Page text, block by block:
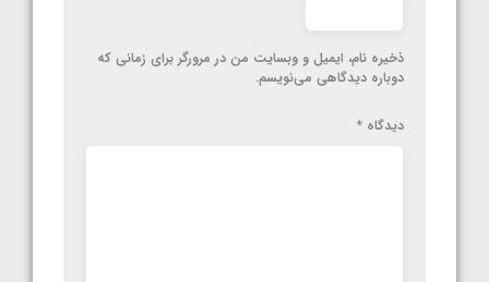
ذخیره نام، ایمیل و وبسایت من در مرورگر برای زمانی که
دوباره دیدگاهی می‌نویسم.
دیدگاه *